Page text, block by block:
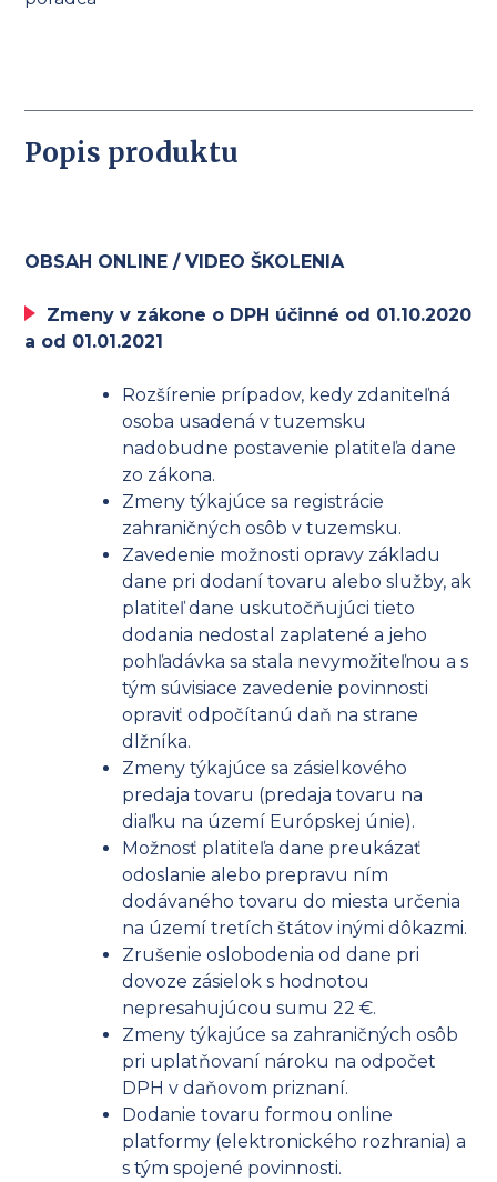
Popis produktu
OBSAH ONLINE / VIDEO ŠKOLENIA
Zmeny v zákone o DPH účinné od 01.10.2020
a od 01.01.2021
Rozšírenie prípadov, kedy zdaniteľná
osoba usadená v tuzemsku
nadobudne postavenie platiteľa dane
zo zákona.
Zmeny týkajúce sa registrácie
zahraničných osôb v tuzemsku.
Zavedenie možnosti opravy základu
dane pri dodaní tovaru alebo služby, ak
platiteľ dane uskutočňujúci tieto
dodania nedostal zaplatené a jeho
pohľadávka sa stala nevymožiteľnou a s
tým súvisiace zavedenie povinnosti
opraviť odpočítanú daň na strane
dlžníka.
Zmeny týkajúce sa zásielkového
predaja tovaru (predaja tovaru na
diaľku na území Európskej únie).
Možnosť platiteľa dane preukázať
odoslanie alebo prepravu ním
dodávaného tovaru do miesta určenia
na území tretích štátov inými dôkazmi.
Zrušenie oslobodenia od dane pri
dovoze zásielok s hodnotou
nepresahujúcou sumu 22 €.
Zmeny týkajúce sa zahraničných osôb
pri uplatňovaní nároku na odpočet
DPH v daňovom priznaní.
Dodanie tovaru formou online
platformy (elektronického rozhrania) a
s tým spojené povinnosti.